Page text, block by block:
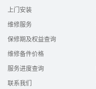
上门安装
维修服务
保修期及权益查询
维修备件价格
服务进度查询
联系我们